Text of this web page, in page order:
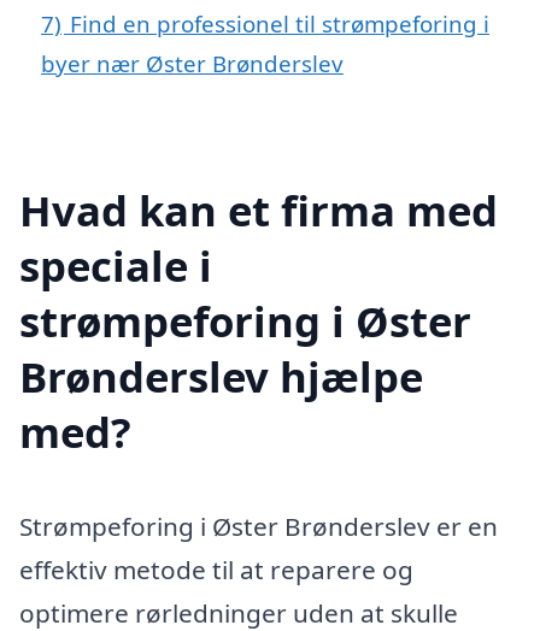
7) Find en professionel til strømpeforing i
byer nær Øster Brønderslev
Hvad kan et firma med
speciale i
strømpeforing i Øster
Brønderslev hjælpe
med?
Strømpeforing i Øster Brønderslev er en
effektiv metode til at reparere og
optimere rørledninger uden at skulle